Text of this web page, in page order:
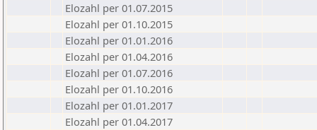
Elozahl per 01.07.2015
Elozahl per 01.10.2015
Elozahl per 01.01.2016
Elozahl per 01.04.2016
Elozahl per 01.07.2016
Elozahl per 01.10.2016
Elozahl per 01.01.2017
Elozahl per 01.04.2017